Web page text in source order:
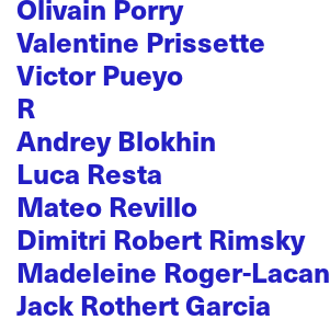
Olivain Porry
Valentine Prissette
Victor Pueyo
R
Andrey Blokhin
Luca Resta
Mateo Revillo
Dimitri Robert Rimsky
Madeleine Roger-Lacan
Jack Rothert Garcia